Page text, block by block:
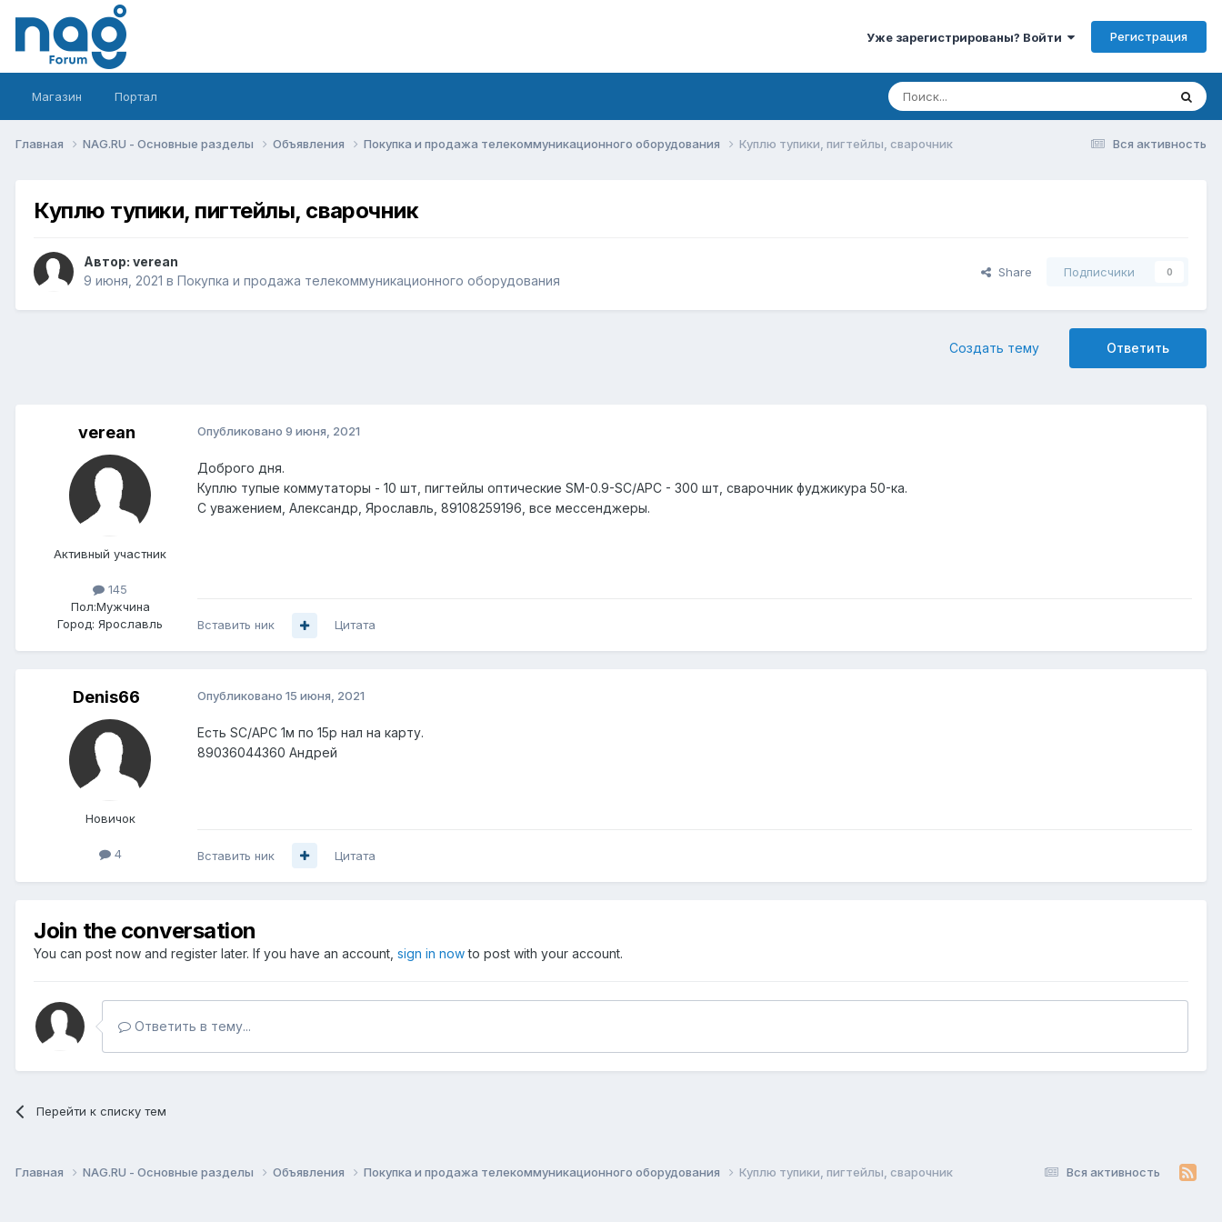
Уже зарегистрированы? Войти Регистрация
Магазин Портал
Вся активность
Главная NAG.RU - Основные разделы Объявления Покупка и продажа телекоммуникационного оборудования Куплю тупики, пигтейлы, сварочник
Куплю тупики, пигтейлы, сварочник
Автор: verean
9 июня, 2021 в Покупка и продажа телекоммуникационного оборудования
Share Подписчики 0
Ответить
Создать тему
verean
Активный участник
145
Пол:Мужчина
Город: Ярославль
Опубликовано 9 июня, 2021
Доброго дня.
Куплю тупые коммутаторы - 10 шт, пигтейлы оптические SM-0.9-SC/APC - 300 шт, сварочник фуджикура 50-ка.
С уважением, Александр, Ярославль, 89108259196, все мессенджеры.
Вставить ник Цитата
Denis66
Новичок
4
Опубликовано 15 июня, 2021
Есть SC/APC 1м по 15р нал на карту.
89036044360 Андрей
Вставить ник Цитата
Join the conversation
You can post now and register later. If you have an account, sign in nowto post with your account.
Ответить в тему...
Перейти к списку тем
Вся активность
Главная NAG.RU - Основные разделы Объявления Покупка и продажа телекоммуникационного оборудования Куплю тупики, пигтейлы, сварочник